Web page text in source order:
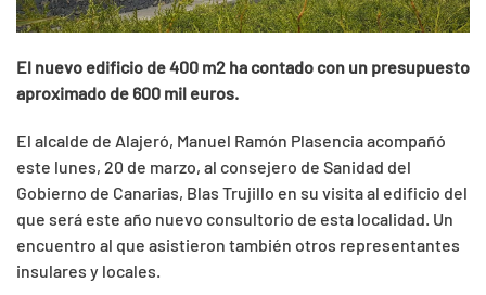
El nuevo edificio de 400 m2 ha contado con un presupuesto
aproximado de 600 mil euros.
El alcalde de Alajeró, Manuel Ramón Plasencia acompañó
este lunes, 20 de marzo, al consejero de Sanidad del
Gobierno de Canarias, Blas Trujillo en su visita al edificio del
que será este año nuevo consultorio de esta localidad. Un
encuentro al que asistieron también otros representantes
insulares y locales.